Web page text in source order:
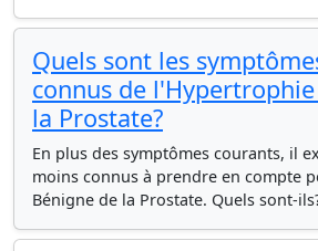
Quels sont les
connus de
la Prostate?
En plus des symptômes courants, il
moins connus à prendre en compte
Bénigne de la Prostate. Quels sont-